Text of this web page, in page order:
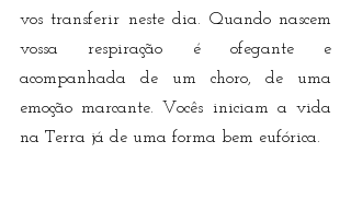
vos transferir neste dia. Quando nascem
vossa respiração é ofegante e
acompanhada de um choro, de uma
emoção marcante. Vocês iniciam a vida
na Terra já de uma forma bem eufórica.